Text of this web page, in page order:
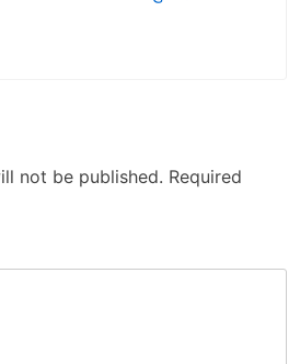
not be published. Required